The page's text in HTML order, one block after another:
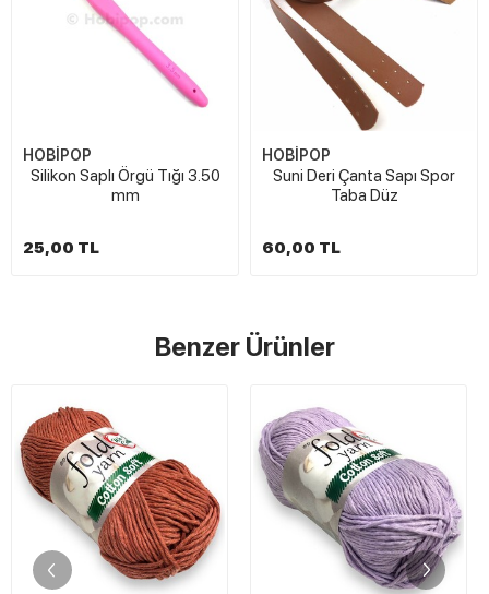
HOBİPOP
Silikon Saplı Örgü Tığı 3.50
mm
25,00 TL
HOBİPOP
Suni Deri Çanta Sapı Spor
Taba Düz
60,00 TL
Benzer Ürünler